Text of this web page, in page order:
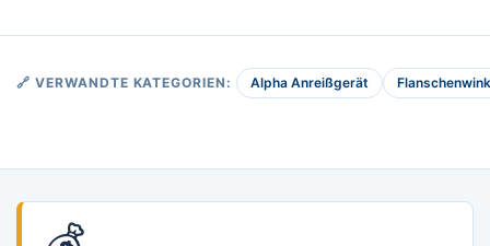
🔗 VERWANDTE KATEGORIEN: Alpha Anreißgerät